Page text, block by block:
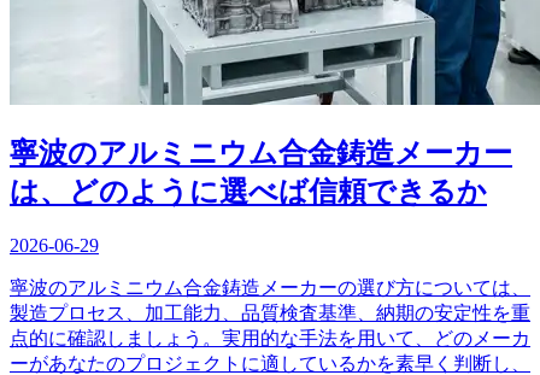
寧波のアルミニウム合金鋳造メーカー
は、どのように選べば信頼できるか
2026-06-29
寧波のアルミニウム合金鋳造メーカーの選び方については、
製造プロセス、加工能力、品質検査基準、納期の安定性を重
点的に確認しましょう。実用的な手法を用いて、どのメーカ
ーがあなたのプロジェクトに適しているかを素早く判断し、